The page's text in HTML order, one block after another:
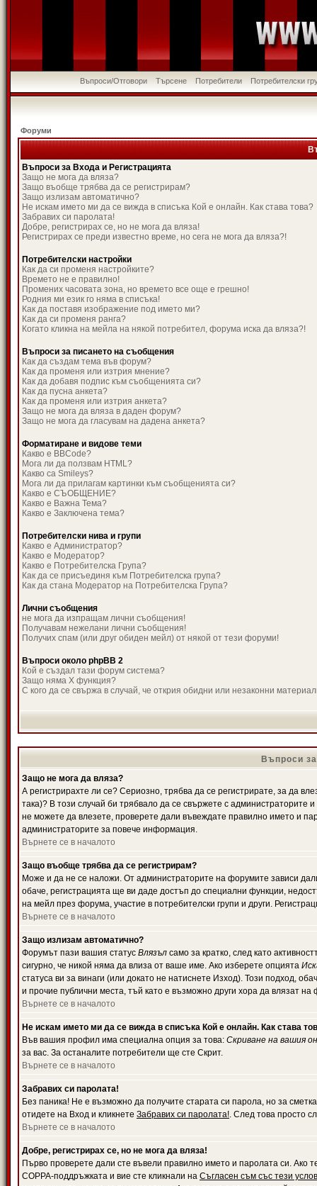
Въпроси/Отговори Търсене Потребители Потребителски
Форуми
Въпроси за Входа и Регистрацията
Защо не мога да вляза?
Защо въобще трябва да се регистрирам?
Защо излизам автоматично?
Не искам името ми да се вижда в списъка Кой е онлайн. Как става това?
Забравих си паролата!
Добре, регистрирах се, но не мога да вляза!
Регистрирах се преди известно време, но сега не мога да вляза?!
Потребителски настройки
Как да си променя настройките?
Времето не е правилно!
Промених часовата зона, но времето все още е грешно!
Родния ми език го няма в списъка!
Как да поставя изображение под името ми?
Как да си променя ранга?
Когато кликна на мейла на някой потребител, форума иска да вляза?!
Въпроси за писането на съобщения
Как да създам тема във форум?
Как да променя или изтрия мнение?
Как да добавя подпис към съобщенията си?
Как да пусна анкета?
Как да променя или изтрия анкета?
Защо не мога да вляза в даден форум?
Защо не мога да гласувам на дадена анкета?
Форматиране и видове теми
Какво е BBCode?
Мога ли да ползвам HTML?
Какво са Smileys?
Мога ли да прилагам картинки към съобщенията си?
Какво е СЪОБЩЕНИЕ?
Какво е Важна Тема?
Какво е Заключена тема?
Потребителски нива и групи
Какво е Администратор?
Какво е Модератор?
Какво е Потребителска Група?
Как да се присъединя към Потребителска група?
Как да стана Модератор на Потребителска Група?
Лични съобщения
не мога да изпращам лични съобщения!
Получавам нежелани лични съобщения!
Получих спам (или друг обиден мейл) от някой от тези форуми!
Въпроси около phpBB 2
Кой е създал тази форум система?
Защо няма X функция?
С кого да се свържа в случай, че открия обидни или незаконни
Въпроси
Защо не мога да вляза?
А регистрирахте ли се? Сериозно, трябва да се регистрирате, за да
така)? В този случай би трябвало да се свържете с администраторите
не можете да влезете, проверете дали въвеждате правилно името и
администраторите за повече информация.
Върнете се в началото
Защо въобще трябва да се регистрирам?
Може и да не се наложи. От администраторите на форумите зависи
обаче, регистрацията ще ви даде достъп до специални функции,
на мейл през форума, участие в потребителски групи и други.
Върнете се в началото
Защо излизам автоматично?
Форумът пази вашия статус Влязъл само за кратко, след като
сигурно, че никой няма да влиза от ваше име. Ако изберете опцията
статуса ви за винаги (или докато не натиснете Изход). Този подход,
и прочие публични места, тъй като е възможно други хора да влязат
Върнете се в началото
Не искам името ми да се вижда в списъка Кой е онлайн. Как става
Във вашия профил има специална опция за това: Скриване на вашия
за вас. За останалите потребители ще сте Скрит.
Върнете се в началото
Забравих си паролата!
Без паника! Не е възможно да получите старата си парола, но за
отидете на Вход и кликнете Забравих си паролата!. След това просто
Върнете се в началото
Добре, регистрирах се, но не мога да вляза!
Първо проверете дали сте въвели правилно името и паролата си. Ако
COPPA-поддръжката и вие сте кликнали на Съгласен съм със тези